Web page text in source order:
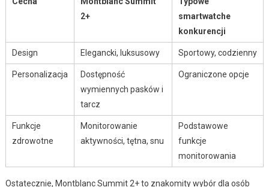
2+
smartwatche
konkurencji
Design Elegancki, luksusowy Sportowy, codzienny
Personalizacja
Dostępność
wymiennych pasków i
tarcz
Ograniczone opcje
Funkcje
zdrowotne
Monitorowanie
aktywności, tętna, snu
Podstawowe
funkcje
monitorowania
Ostatecznie, Montblanc Summit 2+ to znakomity wybór dla osób